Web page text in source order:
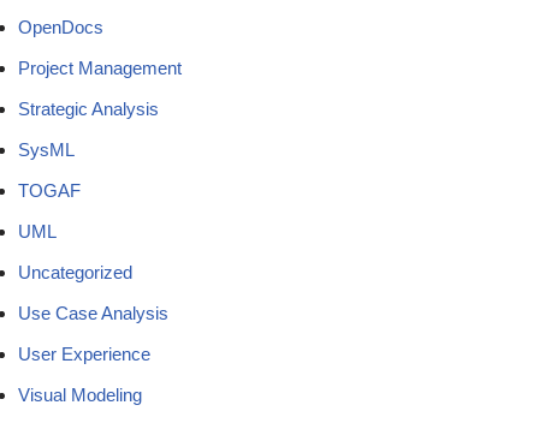
OpenDocs
Project Management
Strategic Analysis
SysML
TOGAF
UML
Uncategorized
Use Case Analysis
User Experience
Visual Modeling